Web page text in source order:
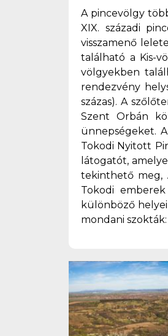
A pincevölgy
XIX. századi
visszamenő
található a Kis-
völgyekben
rendezvény
százas). A
Szent Orbán
ünnepségeket.
Tokodi Nyitott
látogatót,
tekinthető meg,
Tokodi
különböző
mondani